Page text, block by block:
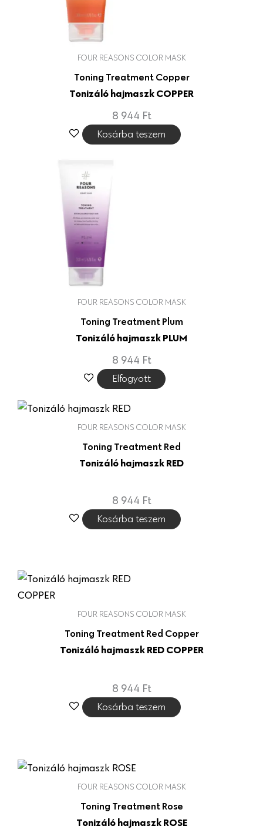
FOUR REASONS COLOR MASK
Toning Treatment Copper
Tonizáló hajmaszk COPPER
8 944 Ft
Kosárba teszem
FOUR REASONS COLOR MASK
Toning Treatment Plum
Tonizáló hajmaszk PLUM
8 944 Ft
Elfogyott
FOUR REASONS COLOR MASK
Toning Treatment Red
Tonizáló hajmaszk RED
8 944 Ft
Kosárba teszem
FOUR REASONS COLOR MASK
Toning Treatment Red Copper
Tonizáló hajmaszk RED COPPER
8 944 Ft
Kosárba teszem
FOUR REASONS COLOR MASK
Toning Treatment Rose
Tonizáló hajmaszk ROSE